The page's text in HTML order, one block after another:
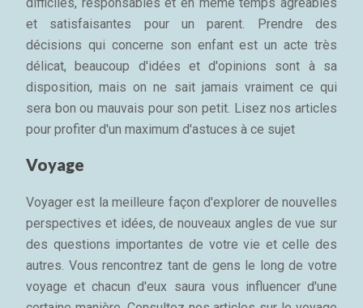
difficiles, responsables et en même temps agréables
et satisfaisantes pour un parent. Prendre des
décisions qui concerne son enfant est un acte très
délicat, beaucoup d'idées et d'opinions sont à sa
disposition, mais on ne sait jamais vraiment ce qui
sera bon ou mauvais pour son petit. Lisez nos articles
pour profiter d'un maximum d'astuces à ce sujet
Voyage
Voyager est la meilleure façon d'explorer de nouvelles
perspectives et idées, de nouveaux angles de vue sur
des questions importantes de votre vie et celle des
autres. Vous rencontrez tant de gens le long de votre
voyage et chacun d'eux saura vous influencer d'une